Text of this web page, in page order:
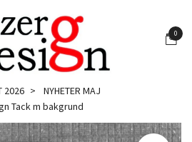
0
2026
NYHETER MAJ
Tack m bakgrund